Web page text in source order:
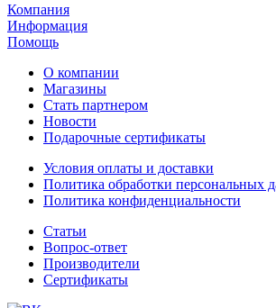
Компания
Информация
Помощь
О компании
Магазины
Стать партнером
Новости
Подарочные сертификаты
Условия оплаты и доставки
Политика обработки персональных
Политика конфиденциальности
Статьи
Вопрос-ответ
Производители
Сертификаты